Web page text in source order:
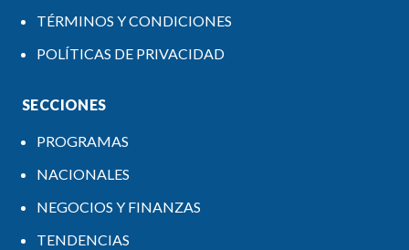
TÉRMINOS Y CONDICIONES
POLÍTICAS DE PRIVACIDAD
SECCIONES
PROGRAMAS
NACIONALES
NEGOCIOS Y FINANZAS
TENDENCIAS